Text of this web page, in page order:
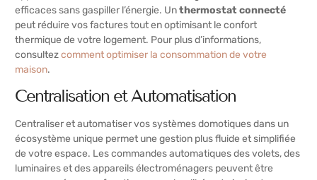
efficaces sans gaspiller l’énergie. Unthermostat connecté
peut réduire vos factures tout en optimisant le confort
thermique de votre logement. Pour plus d’informations,
consultezcomment optimiser la consommation de votre
maison.
Centralisation et Automatisation
Centraliser et automatiser vos systèmes domotiques dans un
écosystème unique permet une gestion plus fluide et simplifiée
de votre espace. Les commandes automatiques des volets, des
luminaires et des appareils électroménagers peuvent être